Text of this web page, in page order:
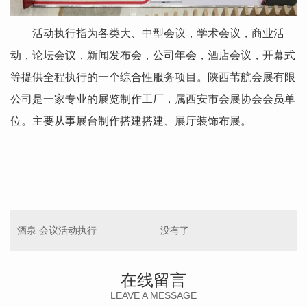
活动执行指为各类大、中型会议，学术会议，商业活
动，论坛会议，新闻发布会，公司年会，酒店会议，开幕式
等提供全程执行的一个综合性服务项目。陕西苇航会展有限
公司是一家专业的展览制作工厂，属西安市会展协会会员单
位。主要从事展台制作搭建搭建、展厅装饰布展。
酒泉 会议活动执行 没有了
在线留言
LEAVE A MESSAGE